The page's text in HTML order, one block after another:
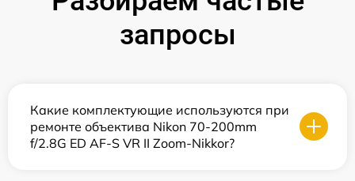
запросы
Какие комплектующие используются при
ремонте объектива Nikon 70-200mm
f/2.8G ED AF-S VR II Zoom-Nikkor?